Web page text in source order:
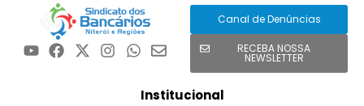
Canal de Denúncias
RECEBA NOSSA
NEWSLETTER
Institucional